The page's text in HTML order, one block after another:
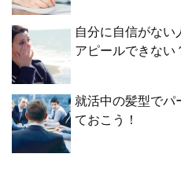
自分に自信がない
アピールできない
就活中の髪型でパ
ておこう！